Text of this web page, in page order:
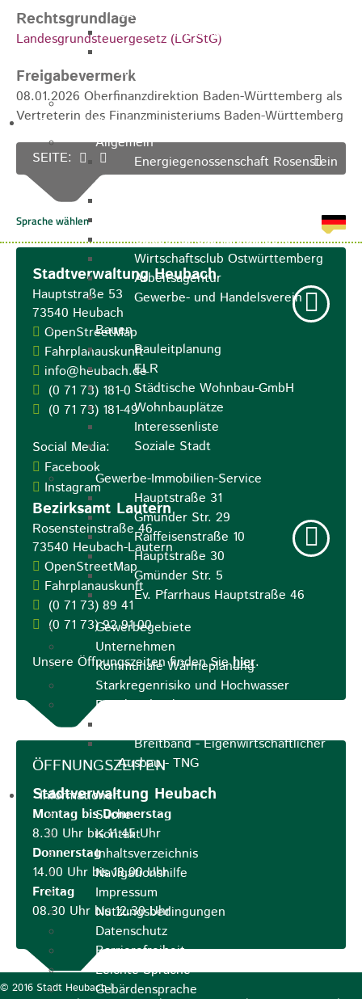
Gemeinde
Kath. Kirchengemeinde St. Bernhard
Kath. Kirchengemeinde Mariä
Himmelfahrt Lautern
Stadtarchiv
Bauen / Wirtschaft
Allgemein
Energiegenossenschaft Rosenstein
Geoportal Ostwürttemberg
Wirtschaftsclub Ostwürttemberg
Arbeitsagentur
Gewerbe- und Handelsverein
Bauen
Bauleitplanung
ELR
Städtische Wohnbau-GmbH
Wohnbauplätze
Interessenliste
Soziale Stadt
Gewerbe-Immobilien-Service
Hauptstraße 31
Gmünder Str. 29
Raiffeisenstraße 10
Hauptstraße 30
Gmünder Str. 5
Ev. Pfarrhaus Hauptstraße 46
Gewerbegebiete
Unternehmen
Kommunale Wärmeplanung
Starkregenrisiko und Hochwasser
Breitbandausbau
Breitband - Eigenwirtschaftlicher
Ausbau - TNG
Informationen
Suche
Kontakt
Inhaltsverzeichnis
Navigationshilfe
Impressum
Nutzungsbedingungen
Datenschutz
Barrierefreiheit
Leichte Sprache
Gebärdensprache
Rechtsgrundlage
Landesgrundsteuergesetz (LGrStG)
Freigabevermerk
08.01.2026 Oberfinanzdirektion Baden-Württemberg als
Vertreterin des Finanzministeriums Baden-Württemberg
SEITE:
Stadtverwaltung Heubach
Hauptstraße 53
73540 Heubach
OpenStreetMap
Fahrplanauskunft
info@heubach.de
(0 71 73) 181-0
(0 71 73) 181-49
Social Media:
Facebook
Instagram
Bezirksamt Lautern
Rosensteinstraße 46
73540 Heubach-Lautern
OpenStreetMap
Fahrplanauskunft
(0 71 73) 89 41
(0 71 73) 92 91 00
Unsere Öffnungszeiten finden Siehier.
ÖFFNUNGSZEITEN
Stadtverwaltung Heubach
Montag bis Donnerstag
8.30 Uhr bis 11.45 Uhr
Donnerstag
14.00 Uhr bis 18.00 Uhr
Freitag
08.30 Uhr bis 12.30 Uhr
© 2016 Stadt Heubach |